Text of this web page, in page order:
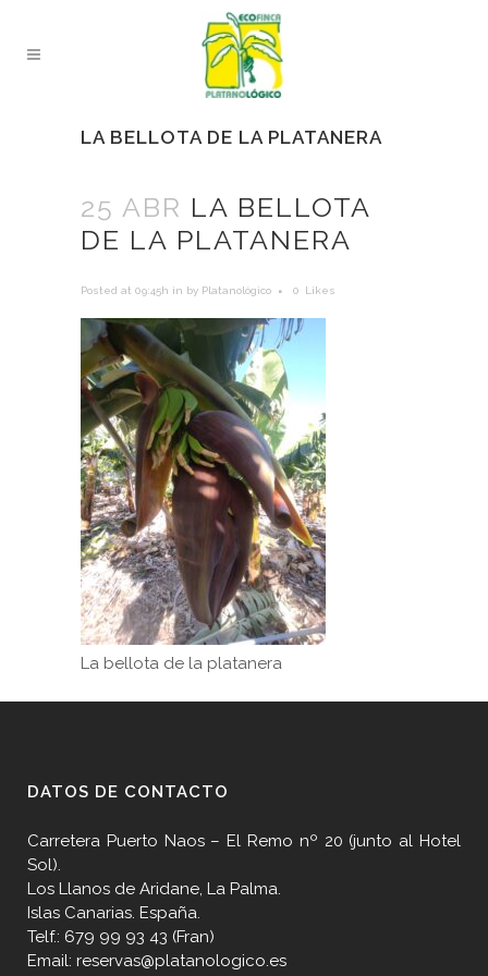
LA BELLOTA DE LA PLATANERA
25 ABR LA BELLOTA
DE LA PLATANERA
Posted at 09:45h in by Platanológico 0 Likes
La bellota de la platanera
DATOS DE CONTACTO
Carretera Puerto Naos – El Remo nº 20 (junto al Hotel
Sol).
Los Llanos de Aridane, La Palma.
Islas Canarias. España.
Telf.: 679 99 93 43 (Fran)
Email: reservas@platanologico.es